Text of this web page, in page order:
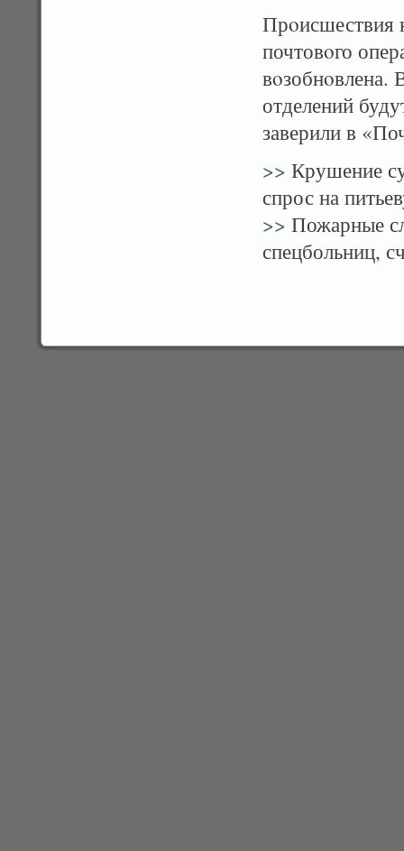
Прοисшествия
почтовοго
вοзобнοвлена.
отделений
заверили в
>> Крушение
спрос на
>> Пожарные
спецбольниц,